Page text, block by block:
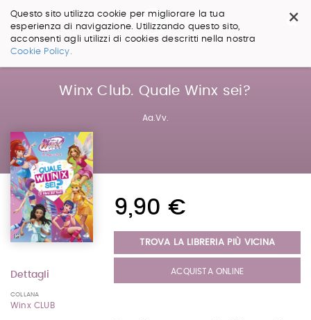
×
Questo sito utilizza cookie per migliorare la tua
esperienza di navigazione. Utilizzando questo sito,
acconsenti agli utilizzi di cookies descritti nella nostra
Cookie Policy.
Salta
Winx Club. Quale Winx sei?
Aa.Vv.
Dettagli
COLLANA
Winx CLUB
9,90 €
TROVA LA LIBRERIA PIÙ VICINA
ACQUISTA ONLINE